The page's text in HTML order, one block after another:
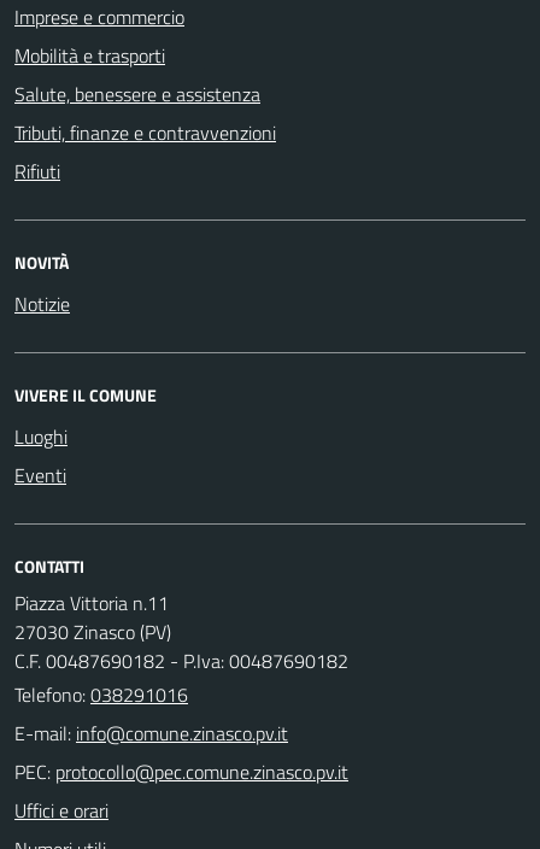
Imprese e commercio
Mobilità e trasporti
Salute, benessere e assistenza
Tributi, finanze e contravvenzioni
Rifiuti
NOVITÀ
Notizie
VIVERE IL COMUNE
Luoghi
Eventi
CONTATTI
Piazza Vittoria n.11
27030 Zinasco (PV)
C.F. 00487690182 - P.Iva: 00487690182
Telefono:038291016
E-mail:
PEC:
Uffici e orari